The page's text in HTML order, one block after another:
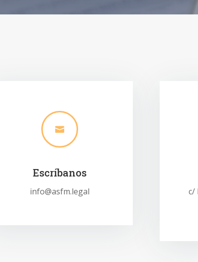

Escríbanos
info@asfm.legal
c/